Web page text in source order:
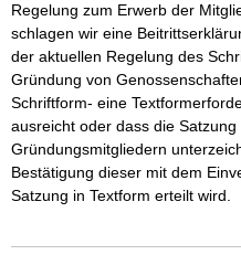
Regelung zum Erwerb der
schlagen wir eine
der aktuellen Regelung des
Gründung von
Schriftform- eine
ausreicht oder dass die
Gründungsmitgliedern
Bestätigung dieser mit dem
Satzung in Textform erteilt wird.